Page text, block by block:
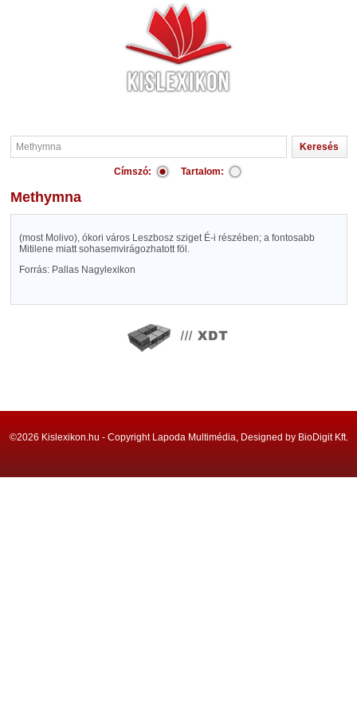
Címszó: Tartalom:
Methymna
(most Molivo), ókori város Leszbosz sziget É-i részében; a fontosabb
Mitilene miatt sohasemvirágozhatott föl.
Forrás: Pallas Nagylexikon
©2026 Kislexikon.hu - Copyright Lapoda Multimédia, Designed by BioDigit Kft.